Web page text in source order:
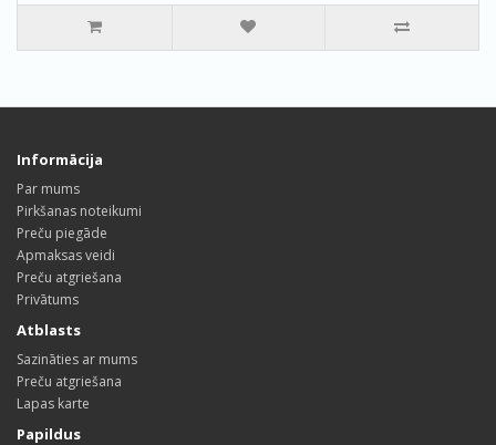
Informācija
Par mums
Pirkšanas noteikumi
Preču piegāde
Apmaksas veidi
Preču atgriešana
Privātums
Atblasts
Sazināties ar mums
Preču atgriešana
Lapas karte
Papildus